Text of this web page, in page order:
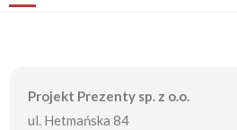
Projekt Prezenty sp. z o.o.
ul. Hetmańska 84